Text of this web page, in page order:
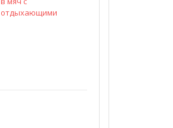
отдыхающими